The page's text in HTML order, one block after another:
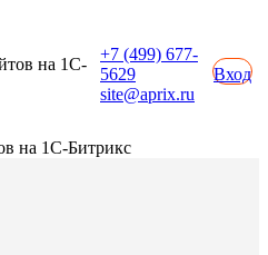
на 1С-
+7 (499) 677-
5629
site@aprix.ru
Вход
на 1С-Битрикс